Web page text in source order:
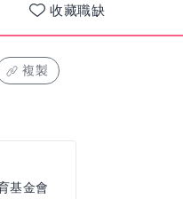
收藏職缺
複製
基金會